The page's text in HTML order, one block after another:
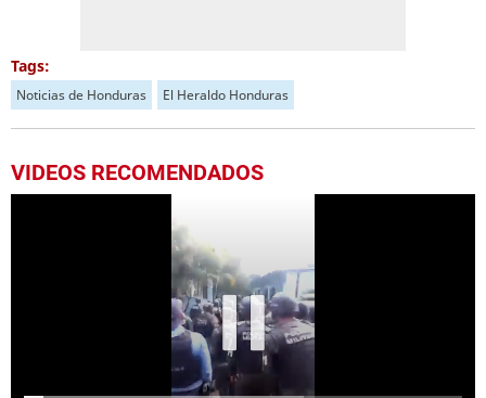
Tags:
Noticias de Honduras El Heraldo Honduras
VIDEOS RECOMENDADOS